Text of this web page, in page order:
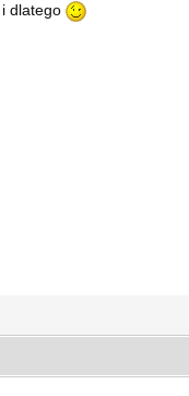
dlatego